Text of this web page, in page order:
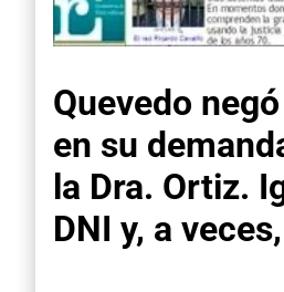
Quevedo
en su
la Dra. Ortiz.
DNI y, a